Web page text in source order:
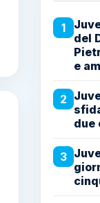
1
del
e
2
due
3